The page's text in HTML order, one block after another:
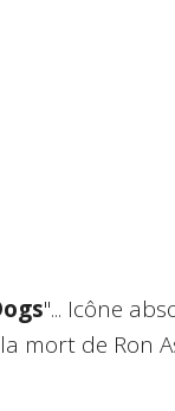
"... Icône
mort de Ron